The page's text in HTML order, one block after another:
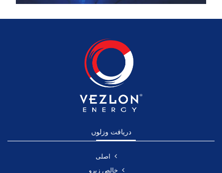
دریافت وزلوں
اصلی
خالص زیرو